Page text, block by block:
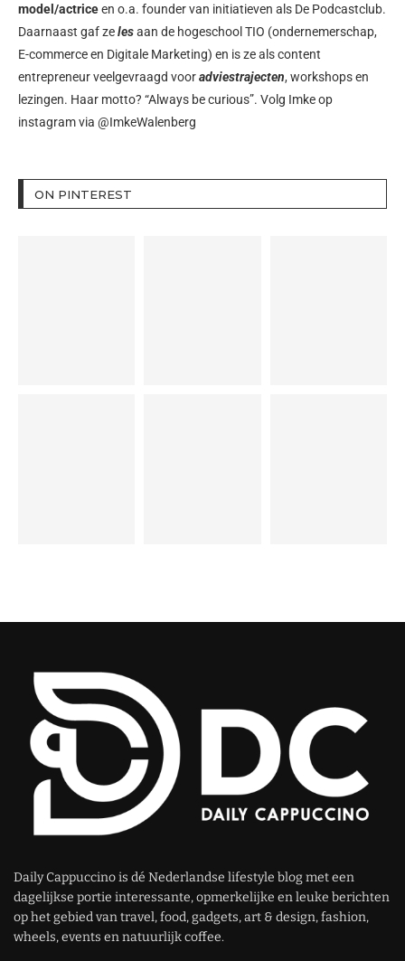
model/actriceen o.a. founder van initiatieven als De Podcastclub.
Daarnaast gaf zelesaan de hogeschool TIO (ondernemerschap,
E-commerce en Digitale Marketing) en is ze als content
entrepreneur veelgevraagd vooradviestrajecten, workshops en
lezingen. Haar motto? “Always be curious”. Volg Imke op
instagram via @ImkeWalenberg
ON PINTEREST
Daily Cappuccino is dé Nederlandse lifestyle blog met een
dagelijkse portie interessante, opmerkelijke en leuke berichten
op het gebied van travel, food, gadgets, art & design, fashion,
wheels, events en natuurlijk coffee.